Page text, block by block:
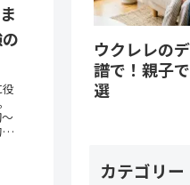
ウクレレの
譜で！親子
選
カテゴリー